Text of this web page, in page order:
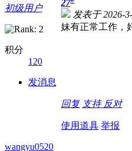
初级用户
积分
120
发消息
27
发表于 2026-
妹有正常工作，
回复 支持 反对
使用道具 举报
wangyu0520